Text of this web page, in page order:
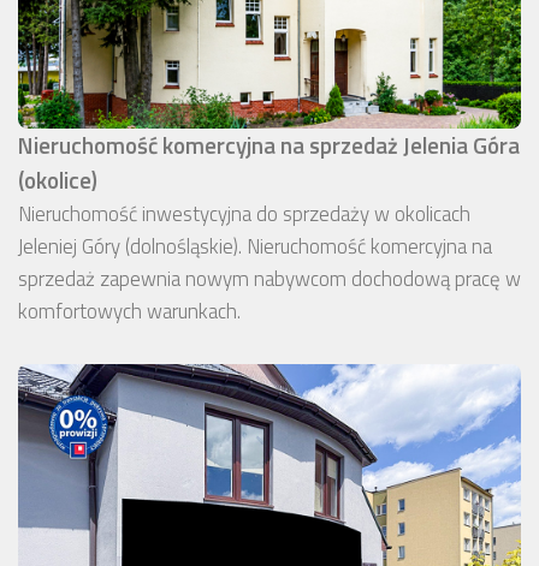
Nieruchomość komercyjna na sprzedaż Jelenia Góra
(okolice)
Nieruchomość inwestycyjna do sprzedaży w okolicach
Jeleniej Góry (dolnośląskie). Nieruchomość komercyjna na
sprzedaż zapewnia nowym nabywcom dochodową pracę w
komfortowych warunkach.